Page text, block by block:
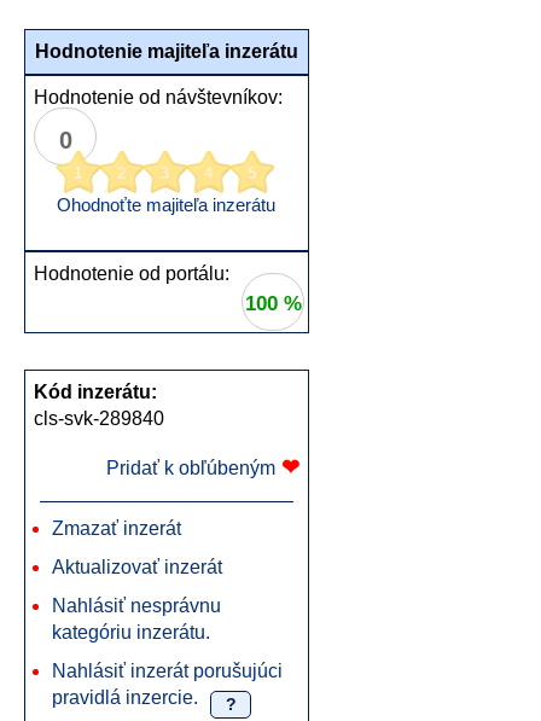
Hodnotenie majiteľa inzerátu
Hodnotenie od návštevníkov:
0
1 2 3 4 5
Ohodnoťte majiteľa inzerátu
Hodnotenie od portálu:
100 %
Kód inzerátu:
cls-svk-289840
Pridať k obľúbeným ❤
Zmazať inzerát
Aktualizovať inzerát
Nahlásiť nesprávnu
kategóriu inzerátu.
Nahlásiť inzerát porušujúci
pravidlá inzercie.
?